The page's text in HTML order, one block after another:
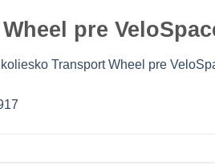
pre
Transport Wheel pre